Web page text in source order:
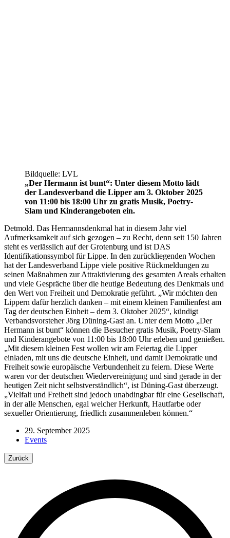
Bildquelle: LVL
„Der Hermann ist bunt“: Unter diesem Motto lädt
der Landesverband die Lipper am 3. Oktober 2025
von 11:00 bis 18:00 Uhr zu gratis Musik, Poetry-
Slam und Kinderangeboten ein.
Detmold. Das Hermannsdenkmal hat in diesem Jahr viel
Aufmerksamkeit auf sich gezogen – zu Recht, denn seit 150 Jahren
steht es verlässlich auf der Grotenburg und ist DAS
Identifikationssymbol für Lippe. In den zurückliegenden Wochen
hat der Landesverband Lippe viele positive Rückmeldungen zu
seinen Maßnahmen zur Attraktivierung des gesamten Areals erhalten
und viele Gespräche über die heutige Bedeutung des Denkmals und
den Wert von Freiheit und Demokratie geführt. „Wir möchten den
Lippern dafür herzlich danken – mit einem kleinen Familienfest am
Tag der deutschen Einheit – dem 3. Oktober 2025“, kündigt
Verbandsvorsteher Jörg Düning-Gast an. Unter dem Motto „Der
Hermann ist bunt“ können die Besucher gratis Musik, Poetry-Slam
und Kinderangebote von 11:00 bis 18:00 Uhr erleben und genießen.
„Mit diesem kleinen Fest wollen wir am Feiertag die Lipper
einladen, mit uns die deutsche Einheit, und damit Demokratie und
Freiheit sowie europäische Verbundenheit zu feiern. Diese Werte
waren vor der deutschen Wiedervereinigung und sind gerade in der
heutigen Zeit nicht selbstverständlich“, ist Düning-Gast überzeugt.
„Vielfalt und Freiheit sind jedoch unabdingbar für eine Gesellschaft,
in der alle Menschen, egal welcher Herkunft, Hautfarbe oder
sexueller Orientierung, friedlich zusammenleben können.“
29. September 2025
Events